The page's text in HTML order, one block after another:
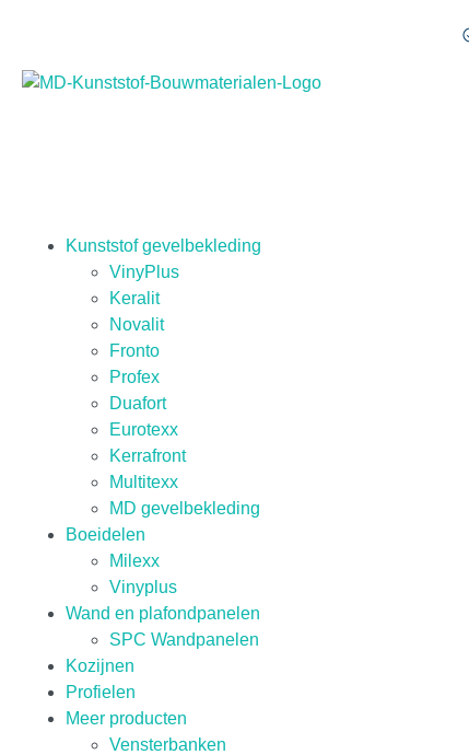
Kunststof gevelbekleding
VinyPlus
Keralit
Novalit
Fronto
Profex
Duafort
Eurotexx
Kerrafront
Multitexx
MD gevelbekleding
Boeidelen
Milexx
Vinyplus
Wand en plafondpanelen
SPC Wandpanelen
Kozijnen
Profielen
Meer producten
Vensterbanken